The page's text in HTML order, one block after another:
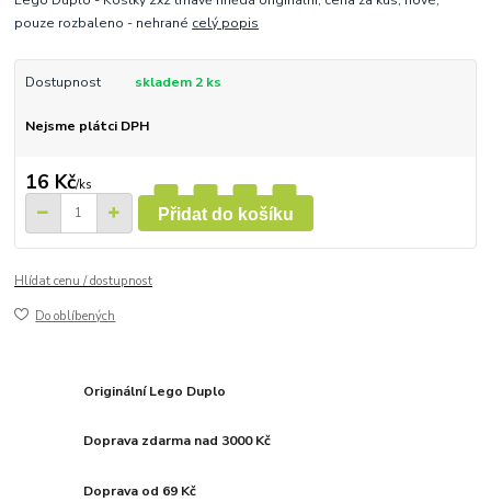
pouze rozbaleno - nehrané celý popis
Dostupnost skladem 2 ks
Nejsme plátci DPH
16 Kč/ks
Přidat do košíku
Hlídat cenu / dostupnost
Do oblíbených
Originální Lego Duplo
Doprava zdarma nad 3000 Kč
Doprava od 69 Kč